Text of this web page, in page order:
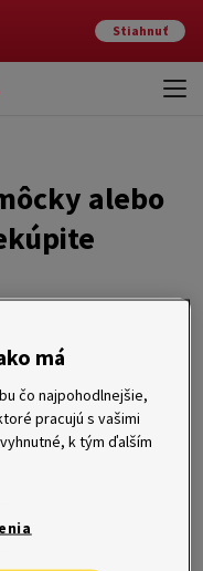
Stiahnuť
alebo
a služieb, ktoré si
rozširuje. Niektoré
spoločnosti. Ide
chúlostivé, inak
dielo, zlatý
mali pripraviť
ktorú potrebujú.
jednoducho na splátky
má
čo najpohodlnejšie,
pracujú s vašimi
k tým ďalším